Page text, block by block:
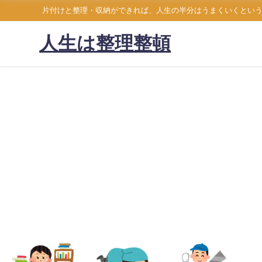
片付けと整理・収納ができれば、人生の半分はうまくいくとい
人生は整理整頓